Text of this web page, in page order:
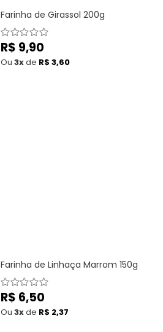
Farinha de Girassol 200g
Preço
normal
R$ 9,90
Ou 3xde R$ 3,60
Farinha de Linhaça Marrom 150g
Preço
normal
R$ 6,50
Ou 3xde R$ 2,37